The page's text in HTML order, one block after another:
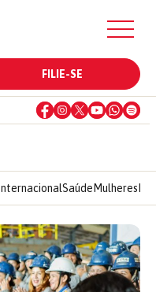
FILIE-SE
InternacionalSaúde Mulheres